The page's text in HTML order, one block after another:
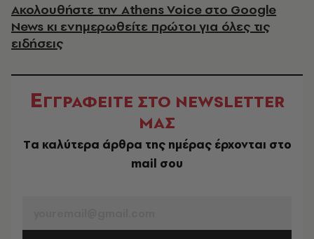
Ακολουθήστε την Athens Voice στο Google
News κι ενημερωθείτε πρώτοι για όλες τις
ειδήσεις
ΕΓΓΡΑΦΕΙΤΕ ΣΤΟ NEWSLETTER
ΜΑΣ
Tα καλύτερα άρθρα της ημέρας έρχονται στο
mail σου